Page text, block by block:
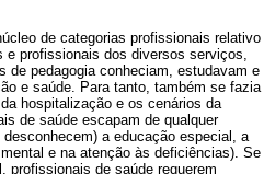
de categorias profissionais relativo
e profissionais dos diversos serviços,
de pedagogia conheciam, estudavam e
e saúde. Para tanto, também se fazia
hospitalização e os cenários da
de saúde escapam de qualquer
a educação especial, a
e na atenção às deficiências). Se
profissionais de saúde requerem